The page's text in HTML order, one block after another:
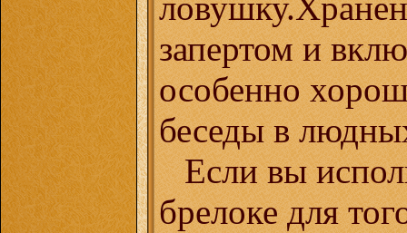
запертом и
особенно
беседы в
Если вы
брелоке для